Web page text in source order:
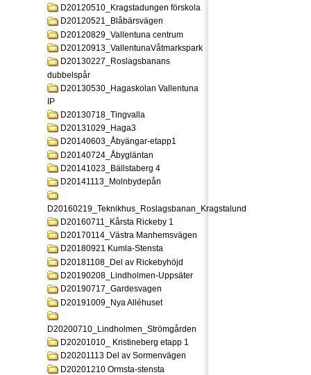
D20120510_Kragstadungen förskola
D20120521_Blåbärsvägen
D20120829_Vallentuna centrum
D20120913_VallentunaVåtmarkspark
D20130227_Roslagsbanans
dubbelspår
D20130530_Hagaskolan Vallentuna
IP
D20130718_Tingvalla
D20131029_Haga3
D20140603_Åbyängar-etapp1
D20140724_Åbygläntan
D20141023_Bällstaberg 4
D20141113_Molnbydepån
D20160219_Teknikhus_Roslagsbanan_Kragstalund
D20160711_Kårsta Rickeby 1
D20170114_Västra Manhemsvägen
D20180921 Kumla-Stensta
D20181108_Del av Rickebyhöjd
D20190208_Lindholmen-Uppsäter
D20190717_Gardesvagen
D20191009_Nya Alléhuset
D20200710_Lindholmen_Strömgården
D20201010_ Kristineberg etapp 1
D20201113 Del av Sormenvägen
D20201210 Ormsta-stensta